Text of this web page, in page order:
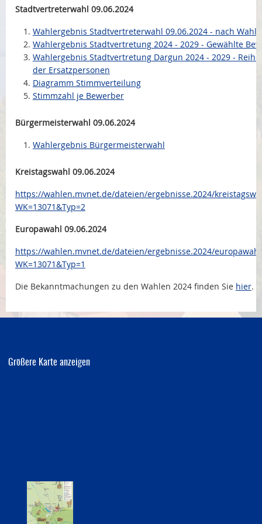
Stadtvertreterwahl 09.06.2024
Wahlergebnis Stadtvertreterwahl 09.06.2024 - nach
Wahlergebnis Stadtvertretung 2024 - 2029 - Gewählte
Wahlergebnis Stadtvertretung Dargun 2024 - 2029 -
der Ersatzpersonen
Diagramm Stimmverteilung
Stimmzahl je Bewerber
Bürgermeisterwahl 09.06.2024
Wahlergebnis Bürgermeisterwahl
Kreistagswahl 09.06.2024
https://wahlen.mvnet.de/dateien/ergebnisse.2024/
WK=13071&Typ=2
Europawahl 09.06.2024
https://wahlen.mvnet.de/dateien/ergebnisse.2024/
WK=13071&Typ=1
Die Bekanntmachungen zu den Wahlen 2024 finden Sie hier.
Größere Karte anzeigen
Öffentlicher Anzeiger
Förderung ortsteilbezogener Maßnahmen